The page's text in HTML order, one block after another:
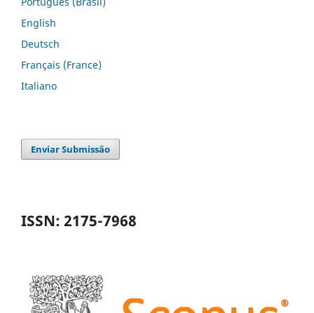
English
Deutsch
Français (France)
Italiano
Enviar Submissão
ISSN: 2175-7968